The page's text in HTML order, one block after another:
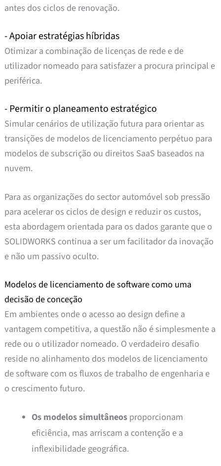
antes dos ciclos de renovação.
- Apoiar estratégias híbridas
Otimizar a combinação de licenças de rede e de
utilizador nomeado para satisfazer a procura principal e
periférica.
- Permitir o planeamento estratégico
Simular cenários de utilização futura para orientar as
transições de modelos de licenciamento perpétuo para
modelos de subscrição ou direitos SaaS baseados na
nuvem.
Para as organizações do sector automóvel sob pressão
para acelerar os ciclos de design e reduzir os custos,
esta abordagem orientada para os dados garante que o
SOLIDWORKS continua a ser um facilitador da inovação
e não um passivo oculto.
Modelos de licenciamento de software como uma
decisão de conceção
Em ambientes onde o acesso ao design define a
vantagem competitiva, a questão não é simplesmente a
rede ou o utilizador nomeado. O verdadeiro desafio
reside no alinhamento dos modelos de licenciamento
de software com os fluxos de trabalho de engenharia e
o crescimento futuro.
Os modelos simultâneosproporcionam
eficiência, mas arriscam a contenção e a
inflexibilidade geográfica.